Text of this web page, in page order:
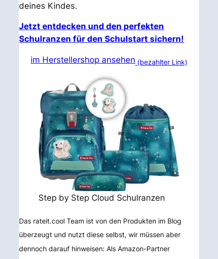
deines Kindes.
Jetzt entdecken und den perfekten
Schulranzen für den Schulstart sichern!
im Herstellershop ansehen (bezahlter Link)
Step by Step Cloud Schulranzen
Das rateit.cool Team ist von den Produkten im Blog
überzeugt und nutzt diese selbst, wir müssen aber
dennoch darauf hinweisen: Als Amazon-Partner